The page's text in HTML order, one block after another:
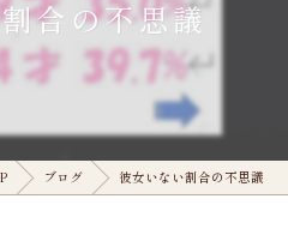
合の不思議
ブログ 彼女いない割合の不思議